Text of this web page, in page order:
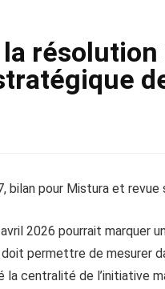
2026 pourrait marquer
permettre de mesurer
centralité de l’initiative